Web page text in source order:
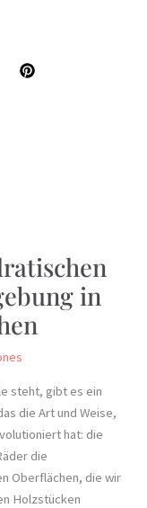
in
steht, gibt es ein
die Art und Weise,
hat: die
die
Oberflächen, die wir
Holzstücken